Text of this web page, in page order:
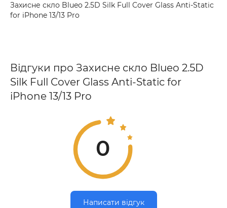
Захисне скло Blueo 2.5D Silk Full Cover Glass Anti-Static
for iPhone 13/13 Pro
Відгуки про Захисне скло Blueo 2.5D
Silk Full Cover Glass Anti-Static for
iPhone 13/13 Pro
0
Написати відгук